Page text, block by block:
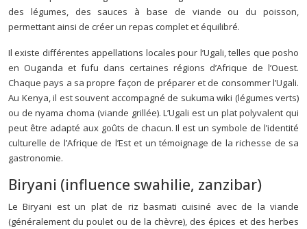
des légumes, des sauces à base de viande ou du poisson,
permettant ainsi de créer un repas complet et équilibré.
Il existe différentes appellations locales pour l’Ugali, telles que posho
en Ouganda et fufu dans certaines régions d’Afrique de l’Ouest.
Chaque pays a sa propre façon de préparer et de consommer l’Ugali.
Au Kenya, il est souvent accompagné de sukuma wiki (légumes verts)
ou de nyama choma (viande grillée). L’Ugali est un plat polyvalent qui
peut être adapté aux goûts de chacun. Il est un symbole de l’identité
culturelle de l’Afrique de l’Est et un témoignage de la richesse de sa
gastronomie.
Biryani (influence swahilie, zanzibar)
Le Biryani est un plat de riz basmati cuisiné avec de la viande
(généralement du poulet ou de la chèvre), des épices et des herbes